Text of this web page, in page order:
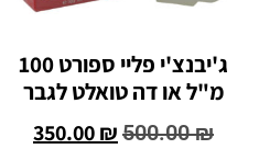
ג'יבנצ'י פליי ספורט 100
מ"ל או דה טואלט לגבר
500.00₪
350.00₪